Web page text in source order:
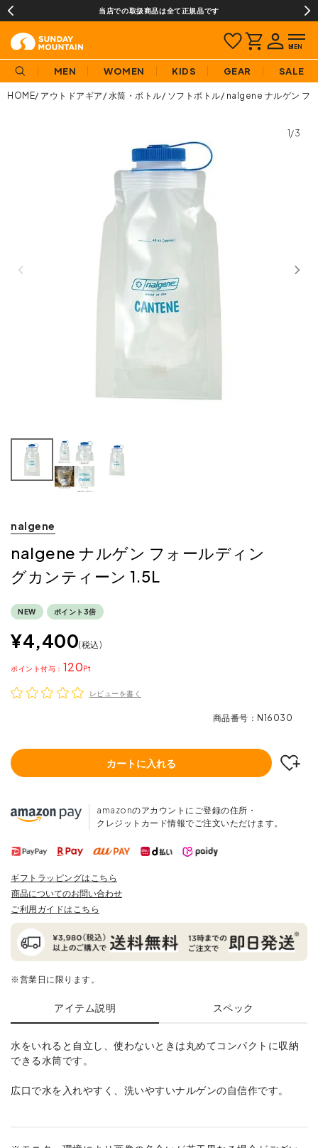
当店での取扱商品は全て正規品です
MEN WOMEN KIDS GEAR SALE
HOME アウトドアギア 水筒・ボトル ソフトボトル nalgene ナルゲン フ
1/3
nalgene
nalgene ナルゲン フォールディン
グカンティーン 1.5L
NEW ポイント3倍
¥4,400 税込
120
ポイント
レビューを書く
商品番号 N16030
カートに入れる
amazonのアカウントにご登録の住所・
クレジットカード情報でご注文いただけます。
ギフトラッピングはこちら
商品についてのお問い合わせ
ご利用ガイドはこちら
※営業日に限ります。
アイテム説明 スペック
水をいれると自立し、使わないときは丸めてコンパクトに収納
できる水筒です。
広口で水を入れやすく、洗いやすいナルゲンの自信作です。